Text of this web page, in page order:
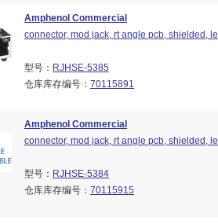
Amphenol Commercial
connector, mod jack, rt angle pcb, shielded,
型号： RJHSE-5385
仓库库存编号： 70115891
Amphenol Commercial
connector, mod jack, rt angle pcb, shielded,
型号： RJHSE-5384
仓库库存编号： 70115915